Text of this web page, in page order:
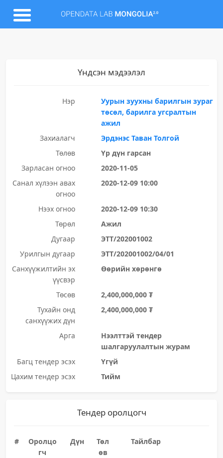
Үндсэн мэдээлэл
Нэр
Уурын зуухны барилгын зураг
төсөл, барилга угсралтын
ажил
Захиалагч
Эрдэнэс Таван Толгой
Төлөв
Үр дүн гарсан
Зарласан огноо
2020-11-05
Санал хүлээн авах
огноо
2020-12-09 10:00
Нээх огноо
2020-12-09 10:30
Төрөл
Ажил
Дугаар
ЭТТ/202001002
Урилгын дугаар
ЭТТ/202001002/04/01
Санхүүжилтийн эх
үүсвэр
Өөрийн хөрөнгө
Төсөв
2,400,000,000 ₮
Тухайн онд
санхүүжих дүн
2,400,000,000 ₮
Арга
Нээлттэй тендер
шалгаруулалтын журам
Багц тендер эсэх
Үгүй
Цахим тендер эсэх
Тийм
Тендер оролцогч
#
Оролцо
гч
Дүн
Төл
өв
Тайлбар